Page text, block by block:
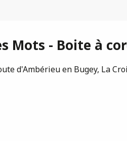
Mots - Boite à
d'Ambérieu en Bugey, La